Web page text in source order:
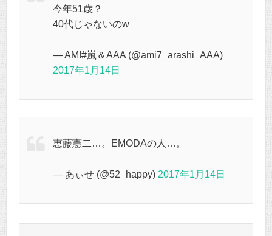
今年51歳？
40代じゃないのw
— AM!#嵐＆AAA (@ami7_arashi_AAA)
2017年1月14日
恵藤憲二…。EMODAの人…。
— あぃせ (@52_happy) 2017年1月14日